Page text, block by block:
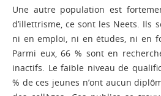
Une autre population est
d’illettrisme, ce sont les Neets. Ils
ni en emploi, ni en études, ni en
Parmi eux, 66 % sont en
inactifs. Le faible niveau de
% de ces jeunes n’ont aucun